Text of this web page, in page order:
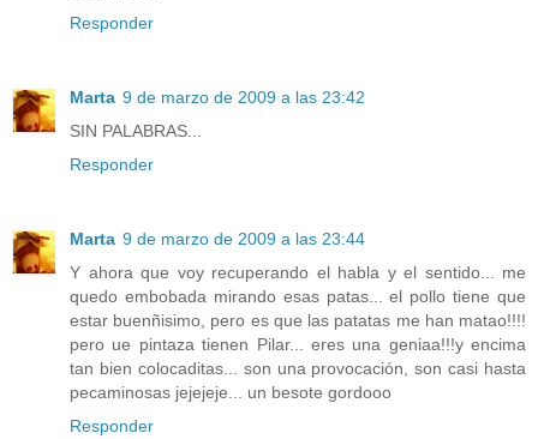
Responder
Marta 9 de marzo de 2009 a las 23:42
SIN PALABRAS...
Responder
Marta 9 de marzo de 2009 a las 23:44
Y ahora que voy recuperando el habla y el sentido... me
quedo embobada mirando esas patas... el pollo tiene que
estar buenñisimo, pero es que las patatas me han matao!!!!
pero ue pintaza tienen Pilar... eres una geniaa!!!y encima
tan bien colocaditas... son una provocación, son casi hasta
pecaminosas jejejeje... un besote gordooo
Responder